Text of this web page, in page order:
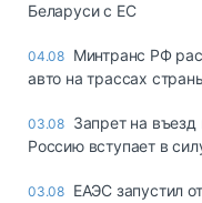
Беларуси с ЕС
04.08 Минтранс РФ
авто на трассах
03.08 Запрет на
Россию вступает в
03.08 ЕАЭС запустил